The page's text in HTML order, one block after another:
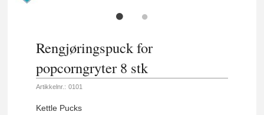
Rengjøringspuck for
popcorngryter 8 stk
Artikkelnr.: 0101
Kettle Pucks